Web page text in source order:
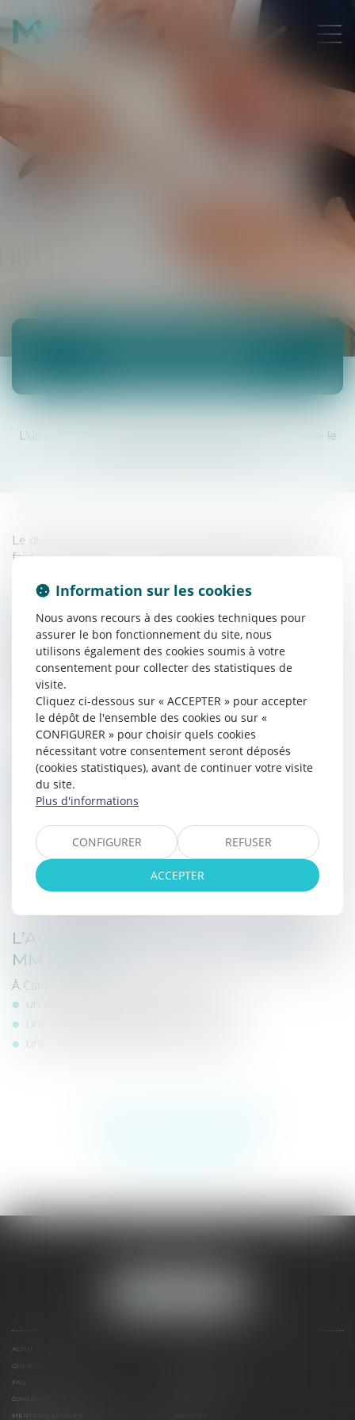
L’un des époux a commis une faute rendant intolérable le
Le divorce pour faute est une procédure qui permet de
faire reconnaître les comportements fautifs d’un époux.
UNE PROCÉDURE FONDÉE SUR LA
PREUVE
Pour obtenir un divorce pour faute, il est nécessaire de
démontrer :
des faits précis,
leur gravité ou leur répétition,
leur impact sur la vie commune.
EXEMPLES DE SITUATIONS
RENCONTRÉES
infidélité,
violences,
abandon du domicile,
conflits graves et répétés.
L’ACCOMPAGNEMENT DU CABINET
MM AVOCAT
À Carcassonne, le cabinet vous propose :
un accompagnement rigoureux,
une analyse stratégique de votre dossier,
une défense efficace devant le juge.
ACCUEIL
QUI SOMMES-NOUS
FAQ
COMMENCER LA PROCÉDURE
MENTIONS LÉGALES
Information sur les cookies
Nous avons recours à des cookies techniques pour
assurer le bon fonctionnement du site, nous
utilisons également des cookies soumis à votre
consentement pour collecter des statistiques de
visite.
Cliquez ci-dessous sur « ACCEPTER » pour accepter
le dépôt de l'ensemble des cookies ou sur «
CONFIGURER » pour choisir quels cookies
nécessitant votre consentement seront déposés
(cookies statistiques), avant de continuer votre visite
du site.
Plus d'informations
CONFIGURER REFUSER
ACCEPTER